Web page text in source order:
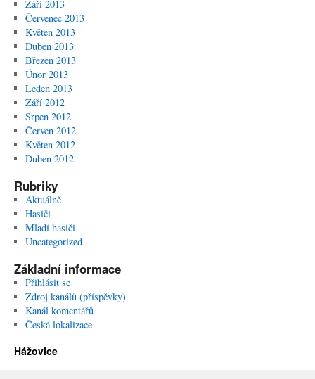
Září 2013
Červenec 2013
Květen 2013
Duben 2013
Březen 2013
Únor 2013
Leden 2013
Září 2012
Srpen 2012
Červen 2012
Květen 2012
Duben 2012
Rubriky
Aktuálně
Hasiči
Mladí hasiči
Uncategorized
Základní informace
Přihlásit se
Zdroj kanálů (příspěvky)
Kanál komentářů
Česká lokalizace
Hážovice